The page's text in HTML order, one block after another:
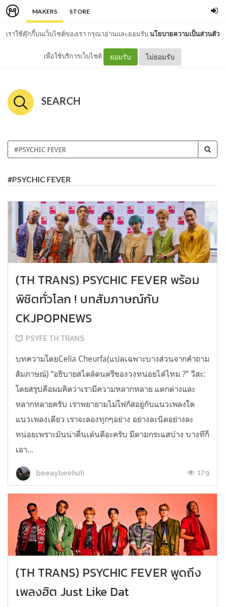
MAKERS STORE
เราใช้คุ๊กกี้บนเว็บไซต์ของเรา กรุณาอ่านและยอมรับนโยบายความเป็นส่วนตัว
เพื่อใช้บริการเว็บไซต์ ยอมรับ ไม่ยอมรับ
SEARCH
#PSYCHIC FEVER
(TH TRANS) PSYCHIC FEVER พร้อม
พิชิตทั่วโลก ! บทสัมภาษณ์กับ
CKJPOPNEWS
PSYFE TH TRANS
บทความโดยCelia Cheurfa(แปลเฉพาะบางส่วนจากคำถาม
สัมภาษณ์) “อธิบายสไตล์ดนตรีของวงหน่อยได้ไหม ?” วีสะ:
โดยสรุปคือผมคิดว่าเรามีความหลากหลาย แตกต่างและ
หลากหลายครับ เราพยายามไม่โฟกัสอยู่กับแนวเพลงใด
แนวเพลงเดียว เราจะลองทุกๆอย่าง อย่างละนิดอย่างละ
หน่อยเพราะมันน่าตื่นเต้นดีอะครับ มีตามกระแสบ้าง บางทีก็
เอา...
beeaybeehuh 179
(TH TRANS) PSYCHIC FEVER พูดถึง
เพลงฮิต Just Like Dat